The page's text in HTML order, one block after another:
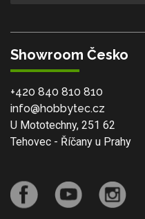
Showroom Česko
+420 840 810 810
info@hobbytec.cz
U Mototechny, 251 62
Tehovec - Říčany u Prahy